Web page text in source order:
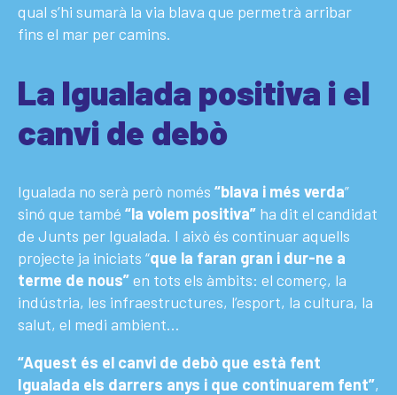
qual s’hi sumarà la via blava que permetrà arribar
fins el mar per camins.
La Igualada positiva i el
canvi de debò
Igualada no serà però només “blava i més verda”
sinó que també “la volem positiva” ha dit el candidat
de Junts per Igualada. I això és continuar aquells
projecte ja iniciats “que la faran gran i dur-ne a
terme de nous”en tots els àmbits: el comerç, la
indústria, les infraestructures, l’esport, la cultura, la
salut, el medi ambient…
“Aquest és el canvi de debò que està fent
Igualada els darrers anys i que continuarem fent”,